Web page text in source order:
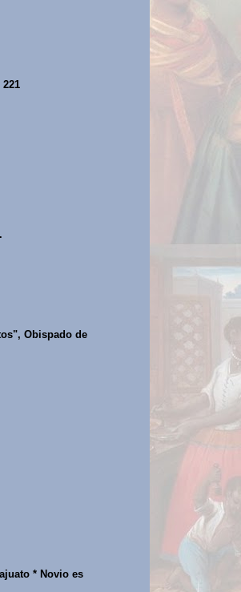
Obispado de
* Novio es